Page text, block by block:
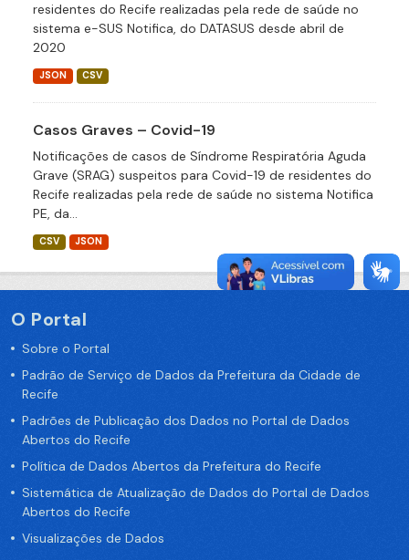
residentes do Recife realizadas pela rede de saúde no
sistema e-SUS Notifica, do DATASUS desde abril de
2020
JSON CSV
Casos Graves – Covid-19
Notificações de casos de Síndrome Respiratória Aguda
Grave (SRAG) suspeitos para Covid-19 de residentes do
Recife realizadas pela rede de saúde no sistema Notifica
PE, da...
CSV JSON
O Portal
Sobre o Portal
Padrão de Serviço de Dados da Prefeitura da Cidade de
Recife
Padrões de Publicação dos Dados no Portal de Dados
Abertos do Recife
Política de Dados Abertos da Prefeitura do Recife
Sistemática de Atualização de Dados do Portal de Dados
Abertos do Recife
Visualizações de Dados